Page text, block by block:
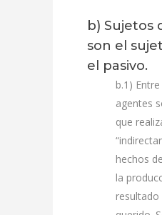
b) Sujetos
son el
el pasivo.
b.1)
agentes
que
hechos
la